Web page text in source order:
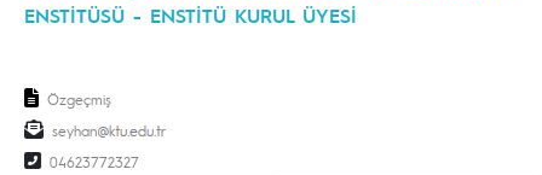
ENSTİTÜSÜ - ENSTİTÜ KURUL ÜYESİ
Özgeçmiş
seyhan
04623772327